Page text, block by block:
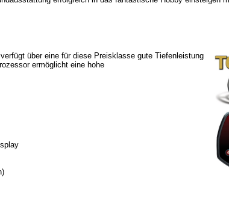
über eine für diese Preisklasse gute Tiefenleistung
ermöglicht eine hohe